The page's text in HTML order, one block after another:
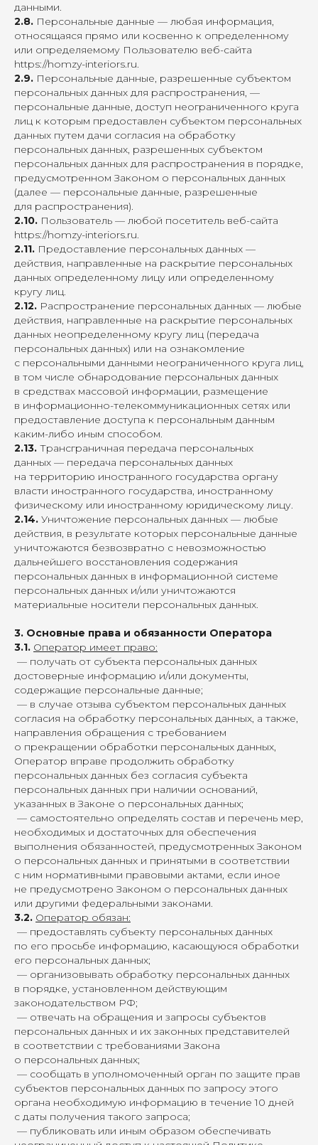
данными.
2.8. Персональные данные — любая информация,
относящаяся прямо или косвенно к определенному
или определяемому Пользователю веб-сайта
https://homzy-interiors.ru.
2.9. Персональные данные, разрешенные субъектом
персональных данных для распространения, —
персональные данные, доступ неограниченного круга
лиц к которым предоставлен субъектом персональных
данных путем дачи согласия на обработку
персональных данных, разрешенных субъектом
персональных данных для распространения в порядке,
предусмотренном Законом о персональных данных
(далее — персональные данные, разрешенные
для распространения).
2.10. Пользователь — любой посетитель веб-сайта
https://homzy-interiors.ru.
2.11. Предоставление персональных данных —
действия, направленные на раскрытие персональных
данных определенному лицу или определенному
кругу лиц.
2.12. Распространение персональных данных — любые
действия, направленные на раскрытие персональных
данных неопределенному кругу лиц (передача
персональных данных) или на ознакомление
с персональными данными неограниченного круга лиц,
в том числе обнародование персональных данных
в средствах массовой информации, размещение
в информационно-телекоммуникационных сетях или
предоставление доступа к персональным данным
каким-либо иным способом.
2.13. Трансграничная передача персональных
данных — передача персональных данных
на территорию иностранного государства органу
власти иностранного государства, иностранному
физическому или иностранному юридическому лицу.
2.14. Уничтожение персональных данных — любые
действия, в результате которых персональные данные
уничтожаются безвозвратно с невозможностью
дальнейшего восстановления содержания
персональных данных в информационной системе
персональных данных и/или уничтожаются
материальные носители персональных данных.
3. Основные права и обязанности Оператора
3.1. Оператор имеет право:
— получать от субъекта персональных данных
достоверные информацию и/или документы,
содержащие персональные данные;
— в случае отзыва субъектом персональных данных
согласия на обработку персональных данных, а также,
направления обращения с требованием
о прекращении обработки персональных данных,
Оператор вправе продолжить обработку
персональных данных без согласия субъекта
персональных данных при наличии оснований,
указанных в Законе о персональных данных;
— самостоятельно определять состав и перечень мер,
необходимых и достаточных для обеспечения
выполнения обязанностей, предусмотренных Законом
о персональных данных и принятыми в соответствии
с ним нормативными правовыми актами, если иное
не предусмотрено Законом о персональных данных
или другими федеральными законами.
3.2. Оператор обязан:
— предоставлять субъекту персональных данных
по его просьбе информацию, касающуюся обработки
его персональных данных;
— организовывать обработку персональных данных
в порядке, установленном действующим
законодательством РФ;
— отвечать на обращения и запросы субъектов
персональных данных и их законных представителей
в соответствии с требованиями Закона
о персональных данных;
— сообщать в уполномоченный орган по защите прав
субъектов персональных данных по запросу этого
органа необходимую информацию в течение 10 дней
с даты получения такого запроса;
— публиковать или иным образом обеспечивать